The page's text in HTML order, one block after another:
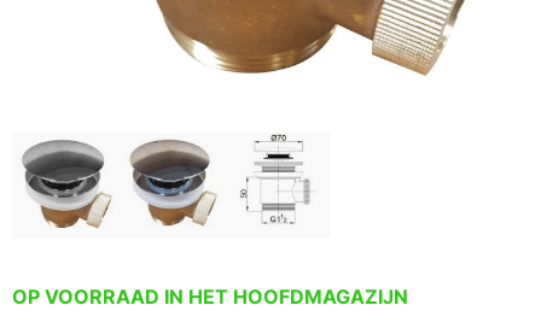
OP VOORRAAD IN HET HOOFDMAGAZIJN